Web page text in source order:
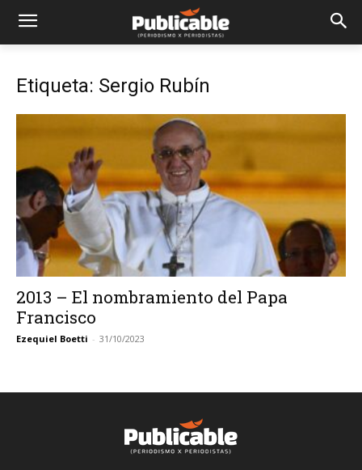
Etiqueta: Sergio Rubín
2013 – El nombramiento del Papa
Francisco
Ezequiel Boetti - 31/10/2023